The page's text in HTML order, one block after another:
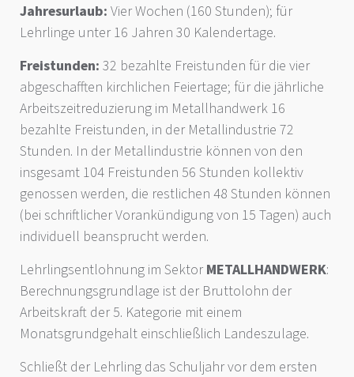
Jahresurlaub: Vier Wochen (160 Stunden); für
Lehrlinge unter 16 Jahren 30 Kalendertage.
Freistunden: 32 bezahlte Freistunden für die vier
abgeschafften kirchlichen Feiertage; für die jährliche
Arbeitszeitreduzierung im Metallhandwerk 16
bezahlte Freistunden, in der Metallindustrie 72
Stunden. In der Metallindustrie können von den
insgesamt 104 Freistunden 56 Stunden kollektiv
genossen werden, die restlichen 48 Stunden können
(bei schriftlicher Vorankündigung von 15 Tagen) auch
individuell beansprucht werden.
Lehrlingsentlohnung im Sektor METALLHANDWERK:
Berechnungsgrundlage ist der Bruttolohn der
Arbeitskraft der 5. Kategorie mit einem
Monatsgrundgehalt einschließlich Landeszulage.
Schließt der Lehrling das Schuljahr vor dem ersten